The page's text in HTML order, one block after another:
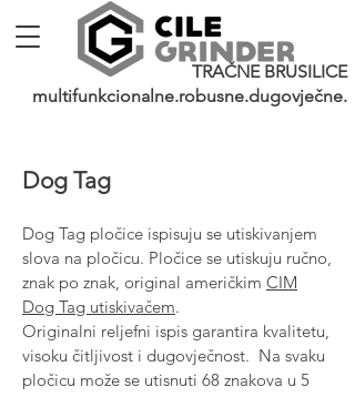
TRAČNE BRUSILICE
multifunkcionalne.robusne.dugovječne.
Dog Tag
Dog Tag pločice ispisuju se utiskivanjem
slova na pločicu. Pločice se utiskuju ručno,
znak po znak, original američkim CIM
Dog Tag utiskivačem.
Originalni reljefni ispis garantira kvalitetu,
visoku čitljivost i dugovječnost. Na svaku
pločicu može se utisnuti 68 znakova u 5